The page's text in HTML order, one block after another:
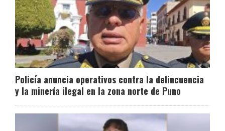
Policía anuncia operativos contra la delincuencia
y la minería ilegal en la zona norte de Puno